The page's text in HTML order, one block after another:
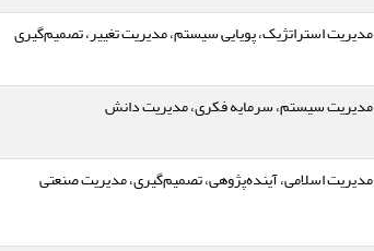
مدیریت استراتژیک، پویایی سیستم، مدیریت تغییر، تصمیم‌گیری
مدیریت سیستم، سرمایه فکری، مدیریت دانش
مدیریت اسلامی، آینده‌پژوهی، تصمیم‌گیری، مدیریت صنعتی